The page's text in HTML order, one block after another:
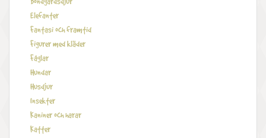
Elefanter
Fantasi och framtid
Figurer med kläder
Fåglar
Hundar
Husdjur
Insekter
Kaniner och harar
Katter